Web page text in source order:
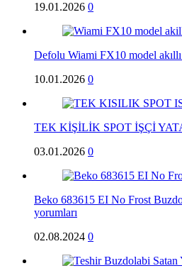
19.01.2026 0
Defolu Wiami FX10 model
10.01.2026 0
TEK KİŞİLİK SPOT İŞÇİ
03.01.2026 0
Beko 683615 EI No Frost
yorumları
02.08.2024 0